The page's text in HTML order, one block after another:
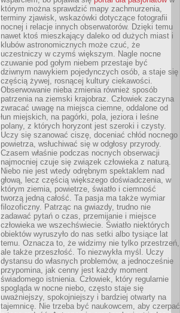
którym można sprawdzić mapy zachmurzenia,
terminy zjawisk, wskazówki dotyczące fotografii
nocnej i relacje innych obserwatorów. Dzięki temu
nawet ktoś mieszkający daleko od dużych miast i
klubów astronomicznych może czuć, że
uczestniczy w czymś większym. Nagle nocne
czuwanie pod gołym niebem przestaje być
dziwnym nawykiem pojedynczych osób, a staje się
częścią żywej, rosnącej kultury ciekawości.
Obserwowanie nieba zmienia również sposób
patrzenia na ziemski krajobraz. Człowiek zaczyna
zwracać uwagę na miejsca ciemne, oddalone od
łun miejskich, na pagórki, pola, jeziora i leśne
polany, z których horyzont jest szeroki i czysty.
Uczy się szanować ciszę, doceniać chłód nocnego
powietrza, wsłuchiwać się w odgłosy przyrody.
Czasem właśnie podczas nocnych obserwacji
najmocniej czuje się związek człowieka z naturą.
Niebo nie jest wtedy odrębnym spektaklem nad
głową, lecz częścią większego doświadczenia, w
którym ziemia, powietrze, światło i ciemność
tworzą jedną całość. Ta pasja ma także wymiar
filozoficzny. Patrząc na gwiazdy, trudno nie
zadawać pytań o czas, przemijanie i miejsce
człowieka we wszechświecie. Światło niektórych
obiektów wyruszyło do nas setki albo tysiące lat
temu. Oznacza to, że widzimy nie tylko przestrzeń,
ale także przeszłość. To niezwykła myśl. Uczy
dystansu do własnych problemów, a jednocześnie
przypomina, jak cenny jest każdy moment
świadomego istnienia. Człowiek, który regularnie
spogląda w nocne niebo, często staje się
uważniejszy, spokojniejszy i bardziej otwarty na
tajemnicę. Nie trzeba być naukowcem, aby czerpać